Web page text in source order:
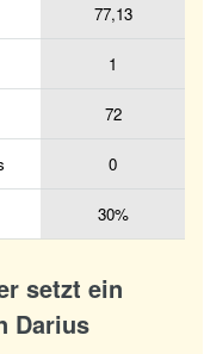
77,13
1
72
0
30%
setzt ein
Darius